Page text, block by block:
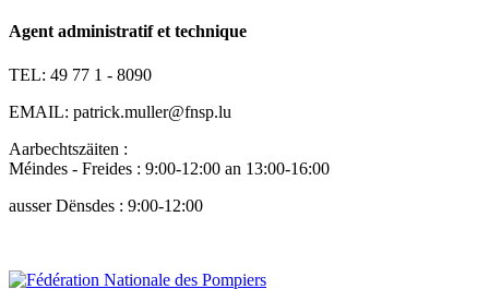
Agent administratif et technique
TEL: 49 77 1 - 8090
EMAIL: patrick.muller@fnsp.lu
Aarbechtszäiten :
Méindes - Freides : 9:00-12:00 an 13:00-16:00
ausser Dënsdes : 9:00-12:00